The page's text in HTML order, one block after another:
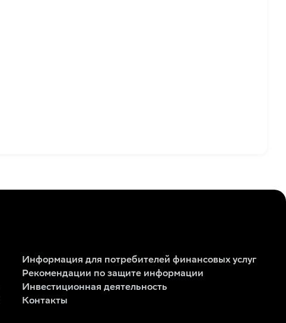
Информация для потребителей финансовых услуг
Рекомендации по защите информации
Инвестиционная деятельность
Контакты